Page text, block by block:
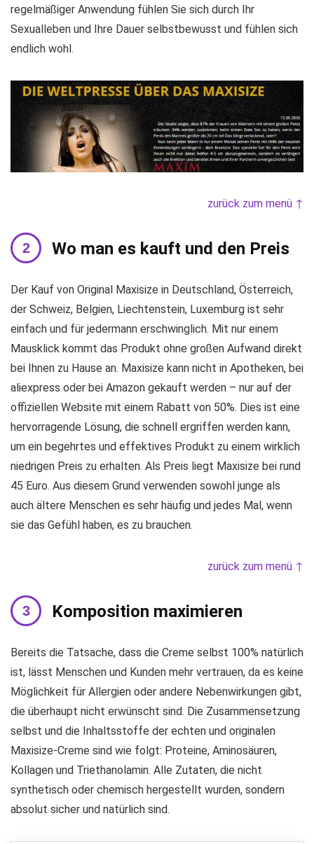
regelmäßiger Anwendung fühlen Sie sich durch Ihr
Sexualleben und Ihre Dauer selbstbewusst und fühlen sich
endlich wohl.
zurück zum menü ↑
Wo man es kauft und den Preis
Der Kauf von Original Maxisize in Deutschland, Österreich,
der Schweiz, Belgien, Liechtenstein, Luxemburg ist sehr
einfach und für jedermann erschwinglich. Mit nur einem
Mausklick kommt das Produkt ohne großen Aufwand direkt
bei Ihnen zu Hause an. Maxisize kann nicht in Apotheken, bei
aliexpress oder bei Amazon gekauft werden – nur auf der
offiziellen Website mit einem Rabatt von 50%. Dies ist eine
hervorragende Lösung, die schnell ergriffen werden kann,
um ein begehrtes und effektives Produkt zu einem wirklich
niedrigen Preis zu erhalten. Als Preis liegt Maxisize bei rund
45 Euro. Aus diesem Grund verwenden sowohl junge als
auch ältere Menschen es sehr häufig und jedes Mal, wenn
sie das Gefühl haben, es zu brauchen.
zurück zum menü ↑
Komposition maximieren
Bereits die Tatsache, dass die Creme selbst 100% natürlich
ist, lässt Menschen und Kunden mehr vertrauen, da es keine
Möglichkeit für Allergien oder andere Nebenwirkungen gibt,
die überhaupt nicht erwünscht sind. Die Zusammensetzung
selbst und die Inhaltsstoffe der echten und originalen
Maxisize-Creme sind wie folgt: Proteine, Aminosäuren,
Kollagen und Triethanolamin. Alle Zutaten, die nicht
synthetisch oder chemisch hergestellt wurden, sondern
absolut sicher und natürlich sind.